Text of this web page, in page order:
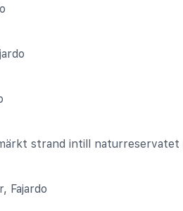
strand intill naturreservatet
Fajardo